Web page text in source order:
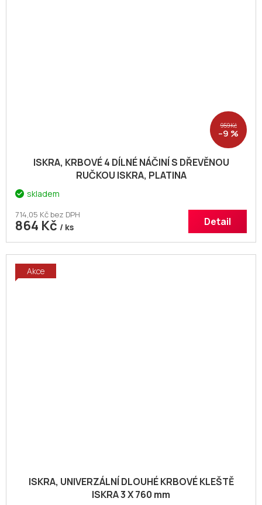
959 Kč
–9 %
ISKRA, KRBOVÉ 4 DÍLNÉ NÁČINÍ S DŘEVĚNOU
RUČKOU ISKRA, PLATINA
skladem
714,05 Kč bez DPH
864 Kč / ks Detail
Akce
ISKRA, UNIVERZÁLNÍ DLOUHÉ KRBOVÉ KLEŠTĚ
ISKRA 3 X 760 mm